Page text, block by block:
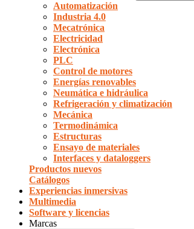
Automatización
Industria 4.0
Mecatrónica
Electricidad
Electrónica
PLC
Control de motores
Energías renovables
Neumática e hidráulica
Refrigeración y climatización
Mecánica
Termodinámica
Estructuras
Ensayo de materiales
Interfaces y dataloggers
Productos nuevos
Catálogos
Experiencias inmersivas
Multimedia
Software y licencias
Marcas